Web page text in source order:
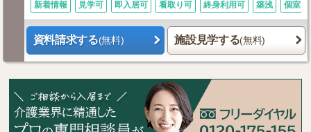
新着情報 見学可 即入居可 看取り可 終身利用可 築浅 個室あ
資料請求する(無料) 施設見学する(無料)